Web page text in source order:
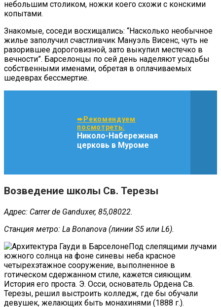
небольшим столиком, ножки коего схожи с конскими
копытами.
Знакомые, соседи восхищались: “Насколько необычное
жилье заполучил счастливчик Мануэль Висенс, чуть не
разорившее дороговизной, зато выкупил местечко в
вечности”. Барселонцы по сей день наделяют усадьбы
собственными именами, обретая в оплачиваемых
шедеврах бессмертие.
➨Рекомендуем
посмотреть:
Николо-Набережная
церковь в Муроме
Возведение школы Св. Терезы
Адрес: Carrer de Ganduxer, 85,08022.
Станция метро: La Bonanova (линии S5 или L6).
Под слепящими лучами
южного солнца на фоне синевы неба красное
четырехэтажное сооружение, выполненное в
готическом сдержанном стиле, кажется сияющим.
История его проста. Э. Осси, основатель Ордена Св.
Терезы, решил выстроить колледж, где бы обучали
девушек, желающих быть монахинями (1888 г.).